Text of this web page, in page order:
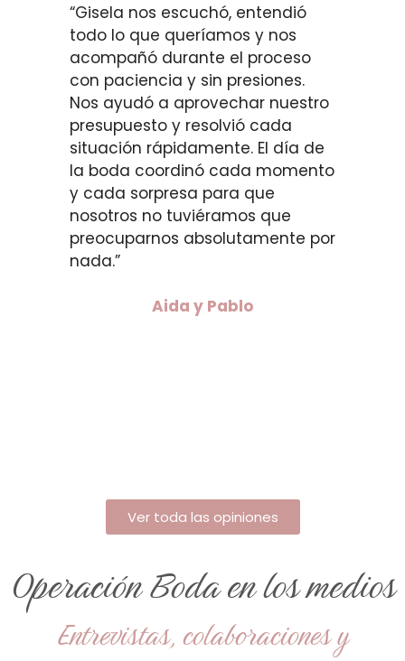
“Gisela nos escuchó, entendió
todo lo que queríamos y nos
acompañó durante el proceso
con paciencia y sin presiones.
Nos ayudó a aprovechar nuestro
presupuesto y resolvió cada
situación rápidamente. El día de
la boda coordinó cada momento
y cada sorpresa para que
nosotros no tuviéramos que
preocuparnos absolutamente por
nada.”
Aida y Pablo
Ver toda las opiniones
Operación Boda en los medios
Entrevistas, colaboraciones y